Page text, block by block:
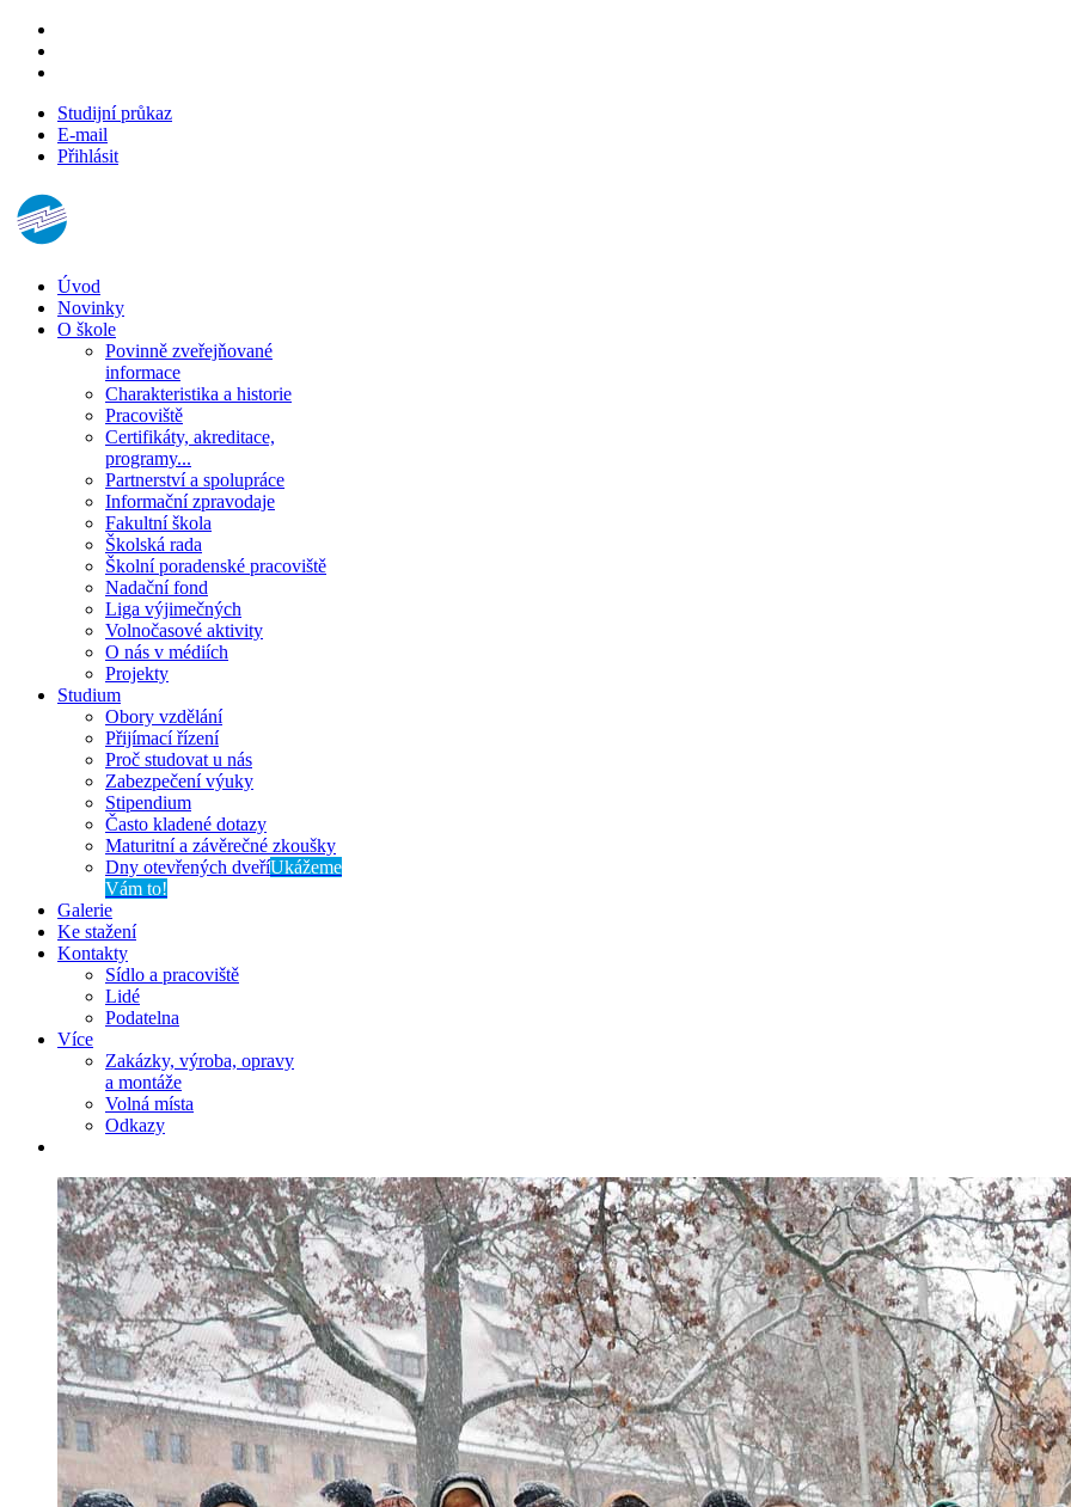
Studijní průkaz
E-mail
Přihlásit
Úvod
Novinky
O škole
Povinně zveřejňované
informace
Charakteristika a historie
Pracoviště
Certifikáty, akreditace,
programy...
Partnerství a spolupráce
Informační zpravodaje
Fakultní škola
Školská rada
Školní poradenské pracoviště
Nadační fond
Liga výjimečných
Volnočasové aktivity
O nás v médiích
Projekty
Studium
Obory vzdělání
Přijímací řízení
Proč studovat u nás
Zabezpečení výuky
Stipendium
Často kladené dotazy
Maturitní a závěrečné zkoušky
Dny otevřených dveříUkážeme
Vám to!
Galerie
Ke stažení
Kontakty
Sídlo a pracoviště
Lidé
Podatelna
Více
Zakázky, výroba, opravy
a montáže
Volná místa
Odkazy